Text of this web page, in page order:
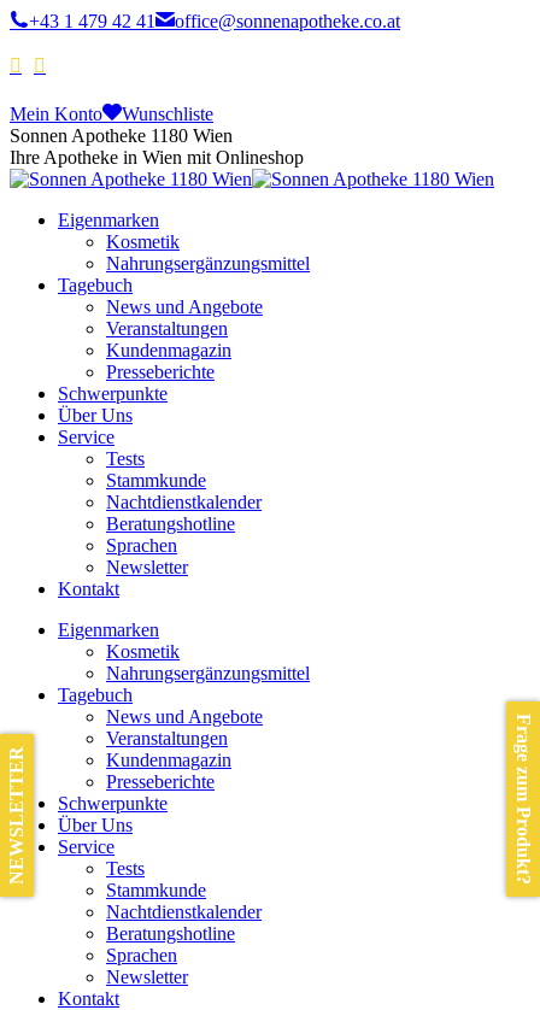
+43 1 479 42 41 office@sonnenapotheke.co.at
Mein Konto
Wunschliste
Sonnen Apotheke 1180 Wien
Ihre Apotheke in Wien mit Onlineshop
Eigenmarken
Kosmetik
Nahrungsergänzungsmittel
Tagebuch
News und Angebote
Veranstaltungen
Kundenmagazin
Presseberichte
Schwerpunkte
Über Uns
Service
Tests
Stammkunde
Nachtdienstkalender
Beratungshotline
Sprachen
Newsletter
Kontakt
Eigenmarken
Kosmetik
Nahrungsergänzungsmittel
Tagebuch
News und Angebote
Veranstaltungen
Kundenmagazin
Presseberichte
Schwerpunkte
Über Uns
Service
Tests
Stammkunde
Nachtdienstkalender
Beratungshotline
Sprachen
Newsletter
Kontakt
Frage zum Produkt?
NEWSLETTER